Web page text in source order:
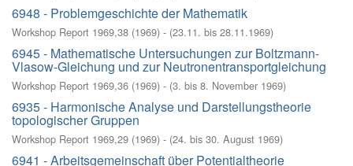
6948 - Problemgeschichte der Mathematik
Workshop Report 1969,38 (1969) - (23.11. bis 28.11.1969)
6945 - Mathematische Untersuchungen zur Boltzmann-
Vlasow-Gleichung und zur Neutronentransportgleichung
Workshop Report 1969,36 (1969) - (3. bis 8. November 1969)
6935 - Harmonische Analyse und Darstellungstheorie
topologischer Gruppen
Workshop Report 1969,29 (1969) - (24. bis 30. August 1969)
6941 - Arbeitsgemeinschaft über Potentialtheorie